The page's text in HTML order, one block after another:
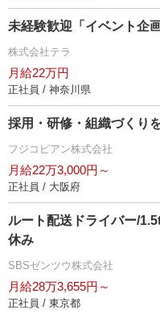
未経験歓迎「イベント企
株式会社テラ
月給22万円
正社員 / 神奈川県
採用・研修・組織づくり
フジコピアン株式会社
月給22万3,000円～
正社員 / 大阪府
ルート配送ドライバー/
休み
SBSゼンツウ株式会社
月給28万3,655円～
正社員 / 東京都